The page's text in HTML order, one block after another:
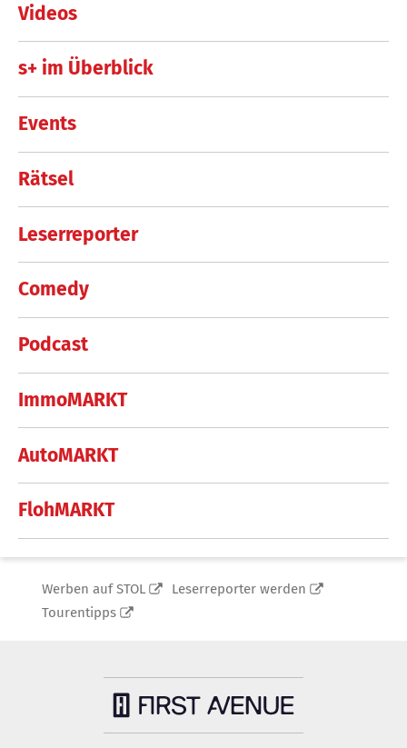
Videos
s+ im Überblick
Events
Rätsel
Leserreporter
Comedy
Podcast
ImmoMARKT
AutoMARKT
FlohMARKT
Werben auf STOL
Leserreporter werden
Tourentipps